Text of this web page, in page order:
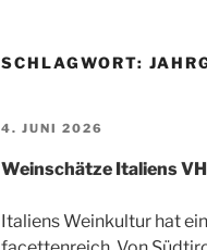
SCHLAGWORT:
VERÖFFENTLICHT
4. JUNI 2026
Weinschätze Italiens
Italiens Weinkultur hat